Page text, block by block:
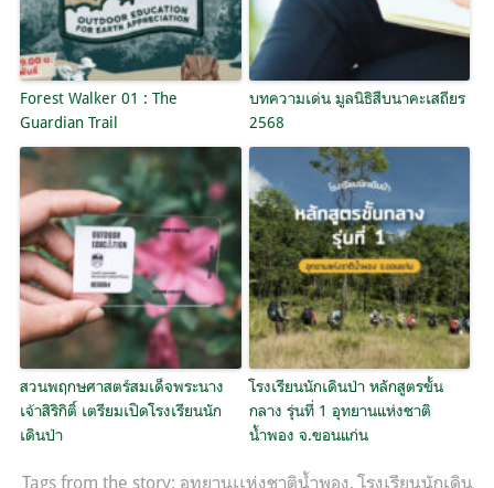
Forest Walker 01 : The
Guardian Trail
บทความเด่น มูลนิธิสืบนาคะเสถียร
2568
สวนพฤกษศาสตร์สมเด็จพระนาง
เจ้าสิริกิติ์ เตรียมเปิดโรงเรียนนัก
เดินป่า
โรงเรียนนักเดินป่า หลักสูตรขั้น
กลาง รุ่นที่ 1 อุทยานแห่งชาติ
น้ำพอง จ.ขอนแก่น
Tags from the story: อุทยานเเห่งชาติน้ำพอง,โรงเรียนนักเดิน